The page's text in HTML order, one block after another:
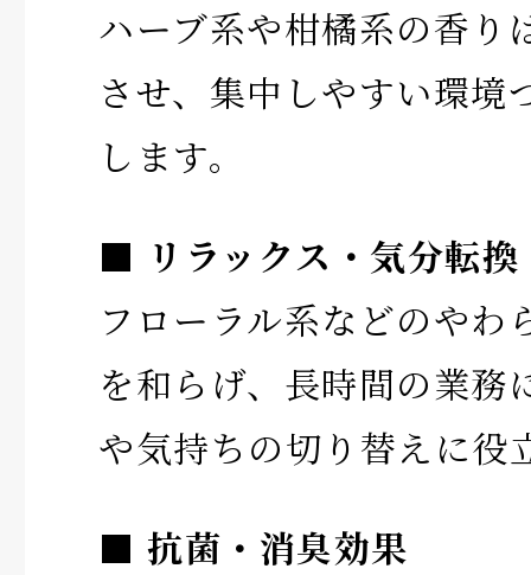
ハーブ系や柑橘系の香り
させ、集中しやすい環境
します。
■ リラックス・気分転換
フローラル系などのやわ
を和らげ、長時間の業務
や気持ちの切り替えに役
■ 抗菌・消臭効果